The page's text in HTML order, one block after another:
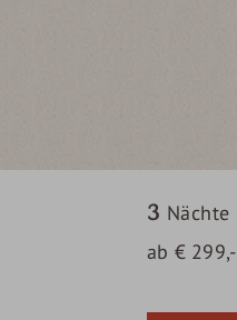
3 Nächte
ab€ 299,-